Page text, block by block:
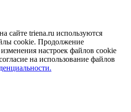
сайте triena.ru используются
cookie. Продолжение
настроек файлов cookie
на использование файлов